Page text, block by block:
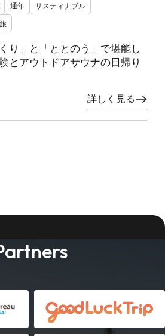
通年
サスティナブル
り」と「ととのう」で堪能し
とアウトドアサウナの日帰り
詳しく見る